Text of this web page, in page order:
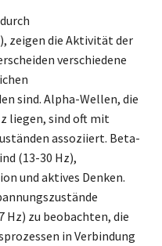
zeigen die Aktivität der
verschiedene
sind. Alpha-Wellen, die
liegen, sind oft mit
assoziiert. Beta-
(13-30 Hz),
und aktives Denken.
zu beobachten, die
in Verbindung